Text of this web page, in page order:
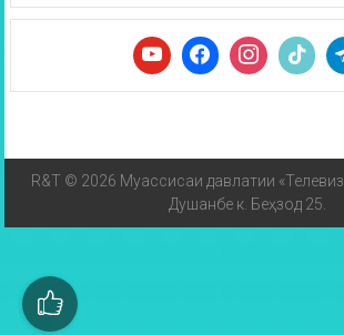
R&T © 2026 Муассисаи давлатии
Душанбе к. Беҳзод 25.